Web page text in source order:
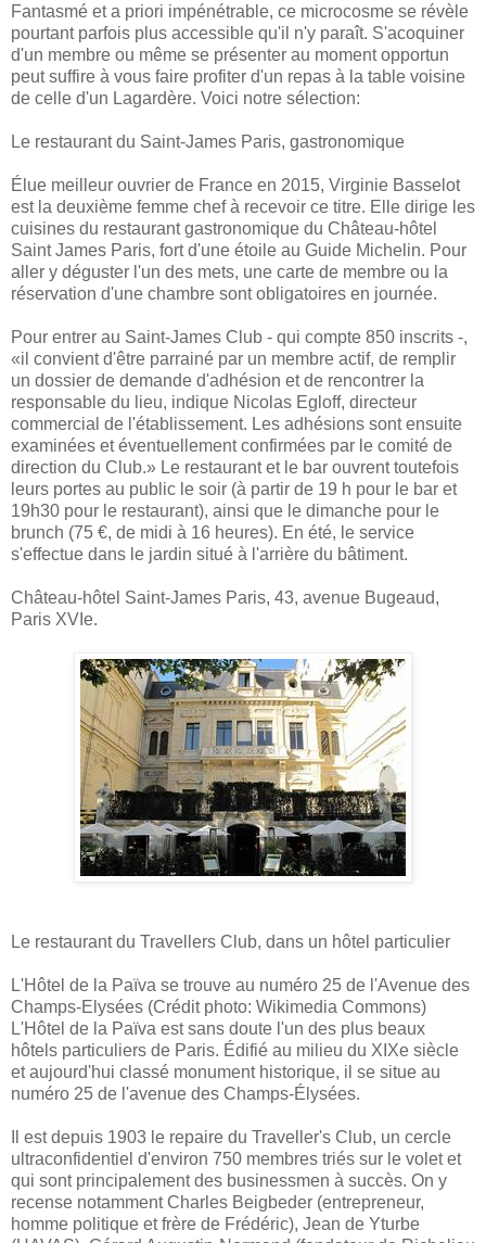
Fantasmé et a priori impénétrable, ce microcosme se révèle
pourtant parfois plus accessible qu'il n'y paraît. S'acoquiner
d'un membre ou même se présenter au moment opportun
peut suffire à vous faire profiter d'un repas à la table voisine
de celle d'un Lagardère. Voici notre sélection:
Le restaurant du Saint-James Paris, gastronomique
Élue meilleur ouvrier de France en 2015, Virginie Basselot
est la deuxième femme chef à recevoir ce titre. Elle dirige les
cuisines du restaurant gastronomique du Château-hôtel
Saint James Paris, fort d'une étoile au Guide Michelin. Pour
aller y déguster l'un des mets, une carte de membre ou la
réservation d'une chambre sont obligatoires en journée.
Pour entrer au Saint-James Club - qui compte 850 inscrits -,
«il convient d'être parrainé par un membre actif, de remplir
un dossier de demande d'adhésion et de rencontrer la
responsable du lieu, indique Nicolas Egloff, directeur
commercial de l'établissement. Les adhésions sont ensuite
examinées et éventuellement confirmées par le comité de
direction du Club.» Le restaurant et le bar ouvrent toutefois
leurs portes au public le soir (à partir de 19 h pour le bar et
19h30 pour le restaurant), ainsi que le dimanche pour le
brunch (75 €, de midi à 16 heures). En été, le service
s'effectue dans le jardin situé à l'arrière du bâtiment.
Château-hôtel Saint-James Paris, 43, avenue Bugeaud,
Paris XVIe.
Le restaurant du Travellers Club, dans un hôtel particulier
L'Hôtel de la Païva se trouve au numéro 25 de l'Avenue des
Champs-Elysées (Crédit photo: Wikimedia Commons)
L'Hôtel de la Païva est sans doute l'un des plus beaux
hôtels particuliers de Paris. Édifié au milieu du XIXe siècle
et aujourd'hui classé monument historique, il se situe au
numéro 25 de l'avenue des Champs-Élysées.
Il est depuis 1903 le repaire du Traveller's Club, un cercle
ultraconfidentiel d'environ 750 membres triés sur le volet et
qui sont principalement des businessmen à succès. On y
recense notamment Charles Beigbeder (entrepreneur,
homme politique et frère de Frédéric), Jean de Yturbe